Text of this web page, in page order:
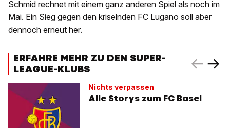
Schmid rechnet mit einem ganz anderen Spiel als noch im
Mai. Ein Sieg gegen den kriselnden FC Lugano soll aber
dennoch erneut her.
ERFAHRE MEHR ZU DEN SUPER-
LEAGUE-KLUBS
Nichts verpassen
Alle Storys zum FC Basel